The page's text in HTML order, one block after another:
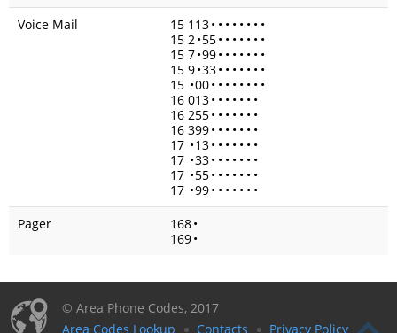
Voice Mail
15 113• • • • • • • •
15 2•55• • • • • • •
15 7•99• • • • • • •
15 9•33• • • • • • •
15 •00• • • • • • • •
16 013• • • • • • •
16 255• • • • • • •
16 399• • • • • • •
17 •13• • • • • • •
17 •33• • • • • • •
17 •55• • • • • • •
17 •99• • • • • • •
Pager
168•
169•
© Area Phone Codes, 2017
Area Codes Lookup
Contacts Privacy Policy